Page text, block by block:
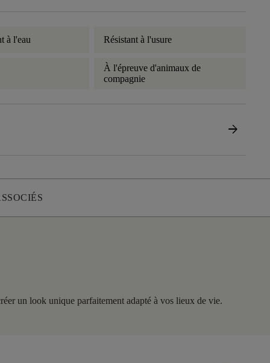
à l'eau Résistant à l'usure
À l'épreuve d'animaux de
compagnie
arrow_forward
un look unique parfaitement adapté à vos lieux de vie.